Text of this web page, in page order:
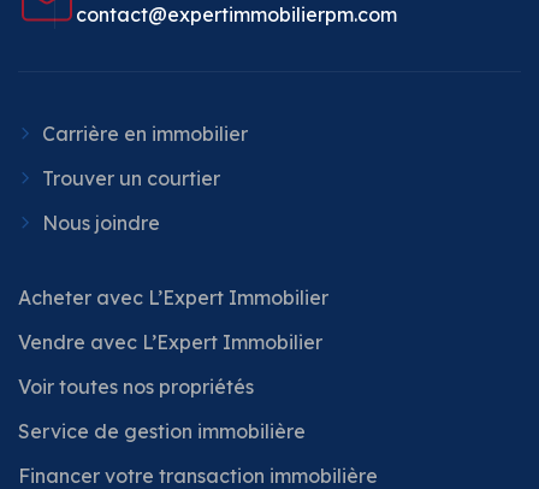
contact@expertimmobilierpm.com
Carrière en immobilier
Trouver un courtier
Nous joindre
Acheter avec L’Expert Immobilier
Vendre avec L’Expert Immobilier
Voir toutes nos propriétés
Service de gestion immobilière
Financer votre transaction immobilière